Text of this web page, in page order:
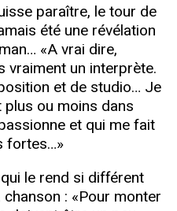
paraître, le tour de
été une révélation
«A vrai dire,
vraiment un interprète.
et de studio… Je
ou moins dans
et qui me fait
fortes…»
le rend si différent
: «Pour monter